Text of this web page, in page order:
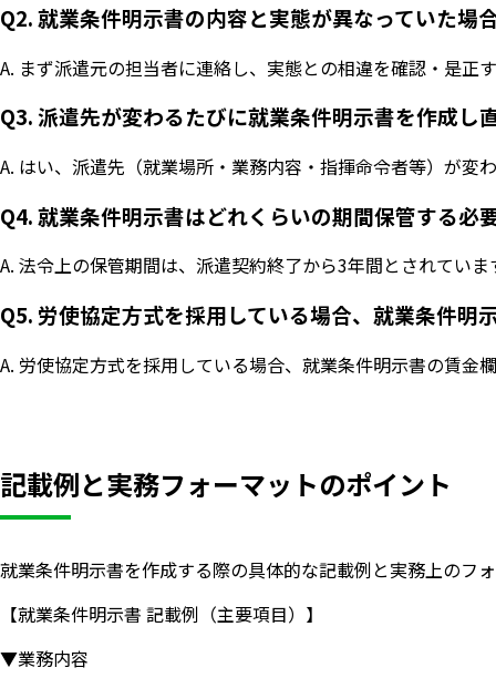
Q2. 就業条件明示書の内容と実態が異なっていた場
A. まず派遣元の担当者に連絡し、実態との相違を確認・是
Q3. 派遣先が変わるたびに就業条件明示書を作成し
A. はい、派遣先（就業場所・業務内容・指揮命令者等）が
Q4. 就業条件明示書はどれくらいの期間保管する必
A. 法令上の保管期間は、派遣契約終了から3年間とされてい
Q5. 労使協定方式を採用している場合、就業条件明
A. 労使協定方式を採用している場合、就業条件明示書の賃
記載例と実務フォーマットのポイント
就業条件明示書を作成する際の具体的な記載例と実務上のフ
【就業条件明示書 記載例（主要項目）】
▼業務内容